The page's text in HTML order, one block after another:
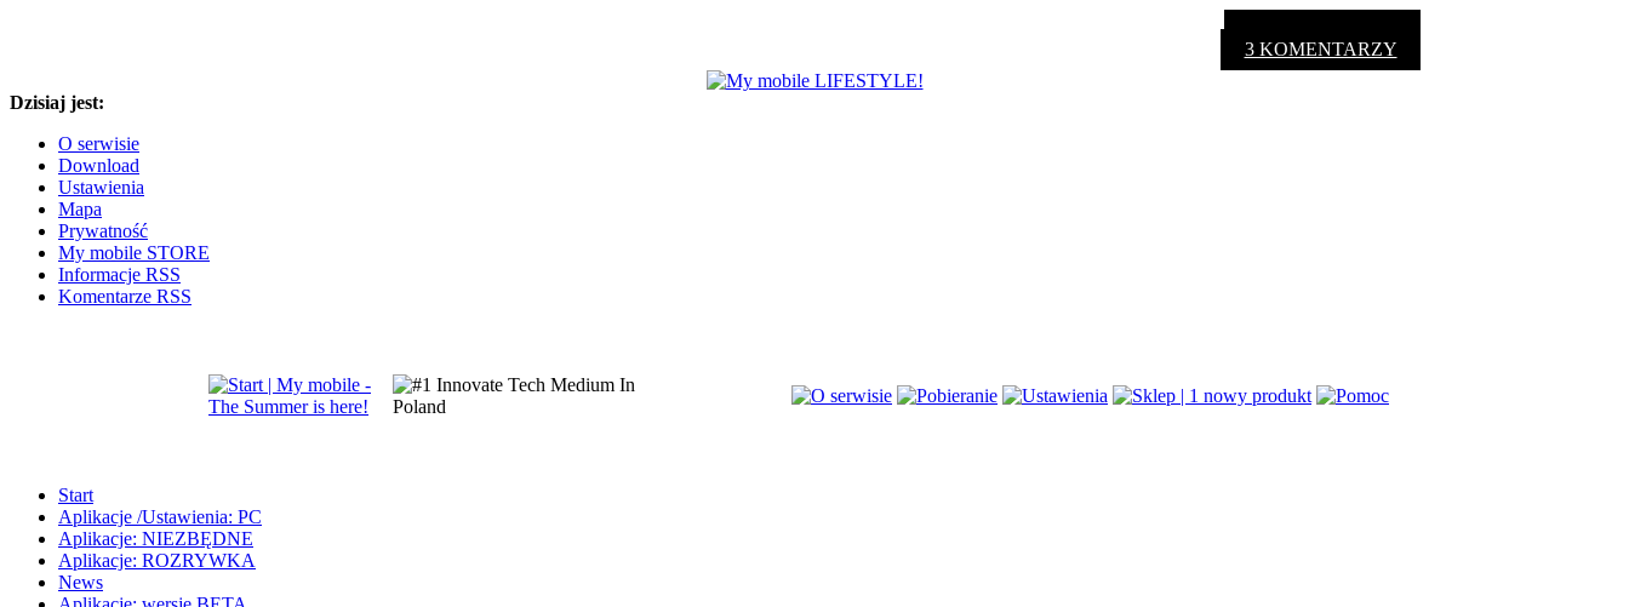
3 KOMENTARZY
Dzisiaj jest:
O serwisie
Download
Ustawienia
Mapa
Prywatność
My mobile STORE
Informacje RSS
Komentarze RSS
Start
Aplikacje /Ustawienia: PC
Aplikacje: NIEZBĘDNE
Aplikacje: ROZRYWKA
News